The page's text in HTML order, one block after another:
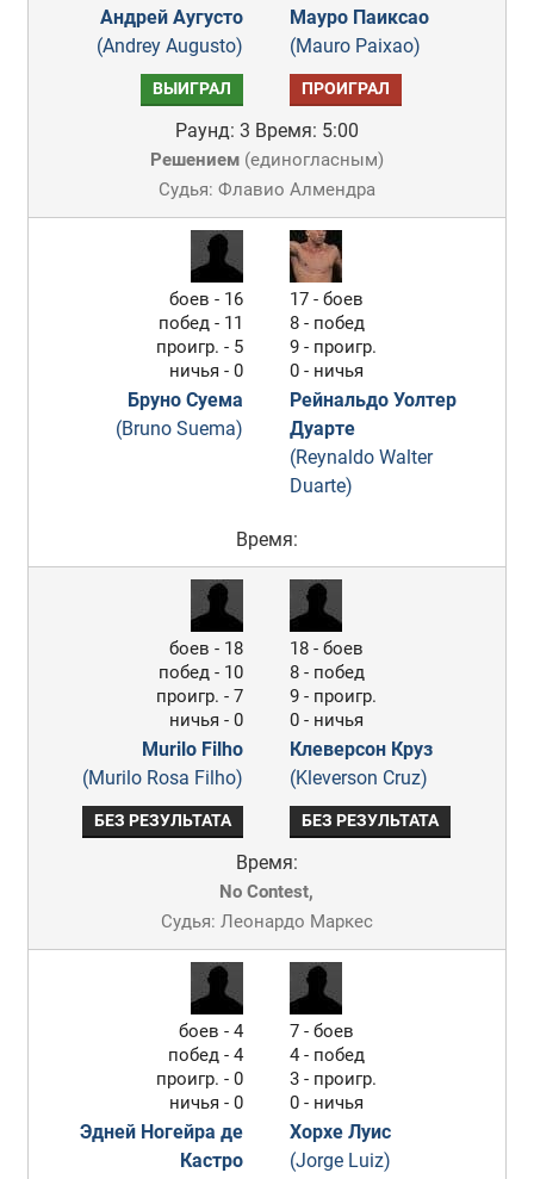
Андрей Аугусто
(Andrey Augusto)
Мауро Паиксао
(Mauro Paixao)
ВЫИГРАЛ ПРОИГРАЛ
Раунд: 3 Время: 5:00
Решением(единогласным)
Судья: Флавио Алмендра
боев - 16
побед - 11
проигр. - 5
ничья - 0
Бруно Суема
(Bruno Suema)
17 - боев
8 - побед
9 - проигр.
0 - ничья
Рейнальдо Уолтер
Дуарте
(Reynaldo Walter
Duarte)
Время:
боев - 18
побед - 10
проигр. - 7
ничья - 0
Murilo Filho
(Murilo Rosa Filho)
18 - боев
8 - побед
9 - проигр.
0 - ничья
Клеверсон Круз
(Kleverson Cruz)
БЕЗ РЕЗУЛЬТАТА БЕЗ РЕЗУЛЬТАТА
Время:
No Contest,
Судья: Леонардо Маркес
боев - 4
побед - 4
проигр. - 0
ничья - 0
Эдней Ногейра де
Кастро
7 - боев
4 - побед
3 - проигр.
0 - ничья
Хорхе Луис
(Jorge Luiz)